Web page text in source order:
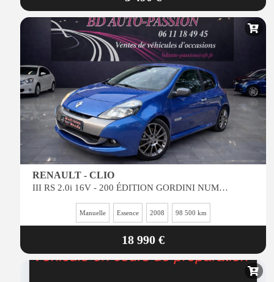
RENAULT - CLIO
III RS 2.0i 16V - 200 ÉDITION GORDINI NUMÉROTÉ / super etat / reprise possible
Manuelle Essence 2008 98 500 km
18 990 €